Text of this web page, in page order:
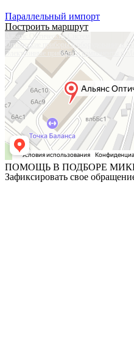
Параллельный импорт
Построить маршрут
Альянс Оптических Систем
Оптические приборы и оборудование в
Электронные приборы и компоненты в
ПОМОЩЬ В ПОДБОРЕ
Зафиксировать свое